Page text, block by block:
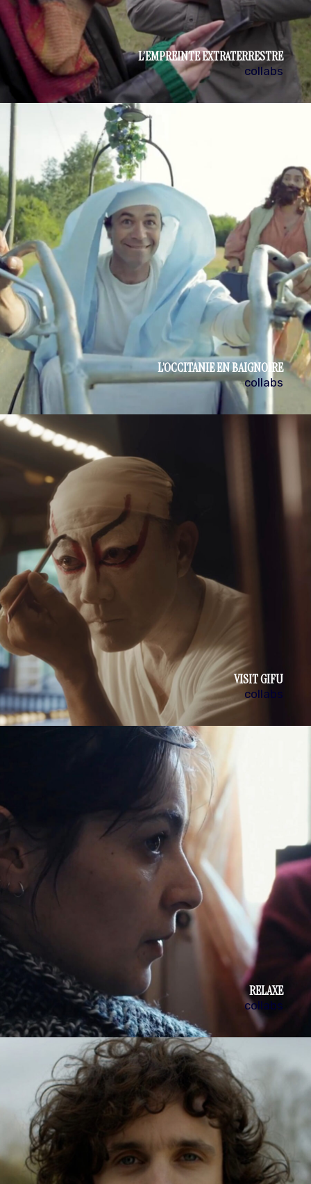
L’EMPREINTE EXTRATERRESTRE
collabs
L’OCCITANIE EN BAIGNOIRE
collabs
VISIT GIFU
collabs
RELAXE
collabs